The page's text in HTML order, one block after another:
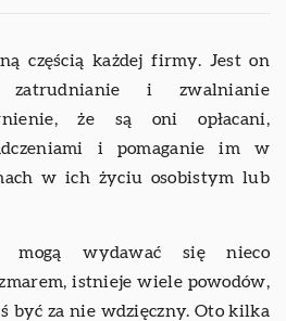
częścią każdej firmy. Jest on
zatrudnianie i zwalnianie
że są oni opłacani,
i pomaganie im w
w ich życiu osobistym lub
mogą wydawać się nieco
istnieje wiele powodów,
być za nie wdzięczny. Oto kilka